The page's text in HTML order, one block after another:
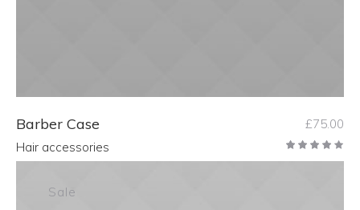
ADD TO CART
Barber Case £75.00
Hair accessories
Sale